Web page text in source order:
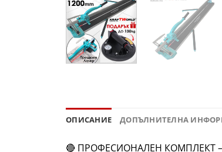
ОПИСАНИЕ ДОПЪЛНИТЕЛНА
🔴 ПРОФЕСИОНАЛЕН КОМПЛЕКТ